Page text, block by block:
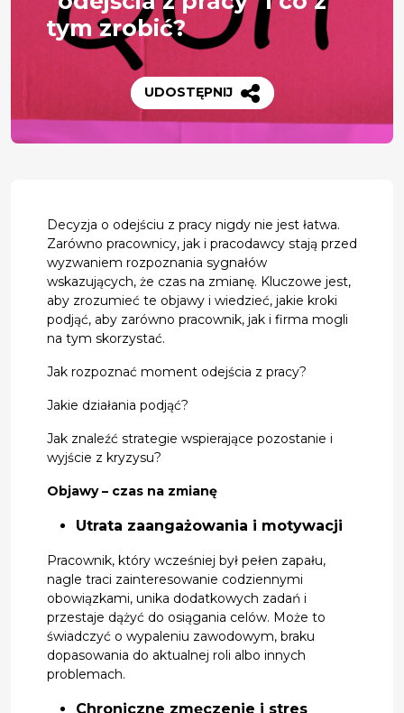
tym zrobić?
UDOSTĘPNIJ
Decyzja o odejściu z pracy nigdy nie jest łatwa.
Zarówno pracownicy, jak i pracodawcy stają przed
wyzwaniem rozpoznania sygnałów
wskazujących, że czas na zmianę. Kluczowe jest,
aby zrozumieć te objawy i wiedzieć, jakie kroki
podjąć, aby zarówno pracownik, jak i firma mogli
na tym skorzystać.
Jak rozpoznać moment odejścia z pracy?
Jakie działania podjąć?
Jak znaleźć strategie wspierające pozostanie i
wyjście z kryzysu?
Objawy – czas na zmianę
Utrata zaangażowania i motywacji
Pracownik, który wcześniej był pełen zapału,
nagle traci zainteresowanie codziennymi
obowiązkami, unika dodatkowych zadań i
przestaje dążyć do osiągania celów. Może to
świadczyć o wypaleniu zawodowym, braku
dopasowania do aktualnej roli albo innych
problemach.
Chroniczne zmęczenie i stres